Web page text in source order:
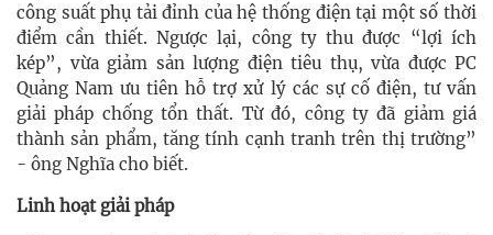
công suất phụ tải đỉnh của hệ thống điện tại một số thời
điểm cần thiết. Ngược lại, công ty thu được “lợi ích
kép”, vừa giảm sản lượng điện tiêu thụ, vừa được PC
Quảng Nam ưu tiên hỗ trợ xử lý các sự cố điện, tư vấn
giải pháp chống tổn thất. Từ đó, công ty đã giảm giá
thành sản phẩm, tăng tính cạnh tranh trên thị trường”
- ông Nghĩa cho biết.
Linh hoạt giải pháp